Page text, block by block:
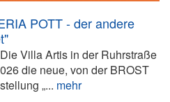
POTT - der andere
Villa Artis in der Ruhrstraße
die neue, von der BROST
„... mehr